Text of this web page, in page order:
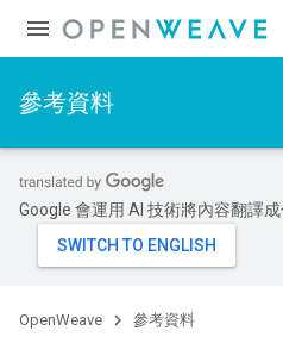
參考資料
Google 會運用 AI 技術將內容翻譯
OpenWeave 參考資料